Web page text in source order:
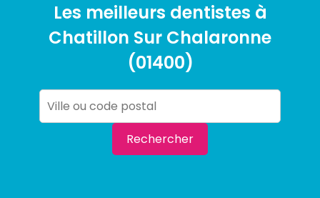
Les meilleurs dentistes à
Chatillon Sur Chalaronne
(01400)
Rechercher